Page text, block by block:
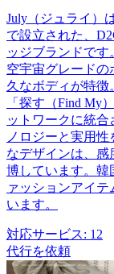
July（ジュライ）
で設立された、
ッジブランドで
空宇宙グレード
久なボディが特徴
「探す（Find My
ットワークに統合
ノロジーと実用
なデザインは、感
博しています。韓
ァッションアイ
います。
対応サービス: 12
代行を依頼